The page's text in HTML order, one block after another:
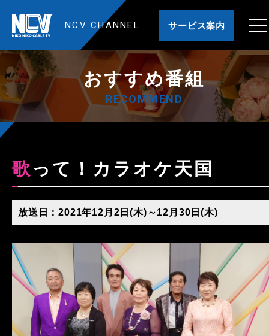
NCV CHANNEL サービス案内
おすすめ番組
RECOMMEND
歌って！カラオケ天国
放送日：2021年12月2日(木)～12月30日(木)